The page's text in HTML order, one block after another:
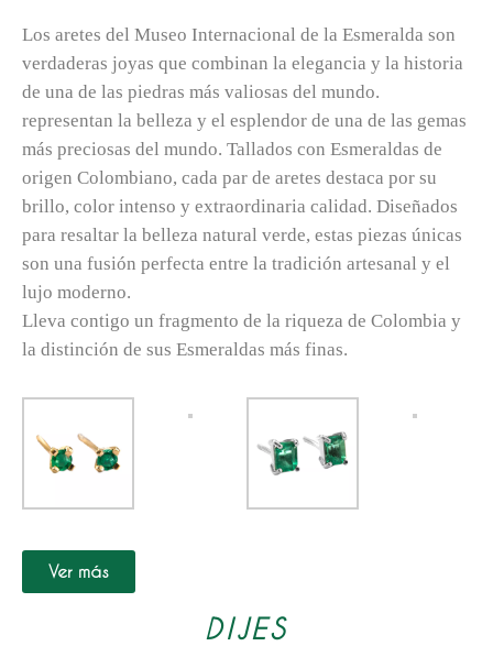
Los aretes del Museo Internacional de la Esmeralda son
verdaderas joyas que combinan la elegancia y la historia
de una de las piedras más valiosas del mundo.
representan la belleza y el esplendor de una de las gemas
más preciosas del mundo. Tallados con Esmeraldas de
origen Colombiano, cada par de aretes destaca por su
brillo, color intenso y extraordinaria calidad. Diseñados
para resaltar la belleza natural verde, estas piezas únicas
son una fusión perfecta entre la tradición artesanal y el
lujo moderno.
Lleva contigo un fragmento de la riqueza de Colombia y
la distinción de sus Esmeraldas más finas.
Ver más
DIJES